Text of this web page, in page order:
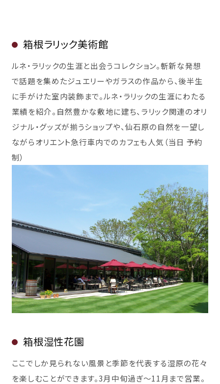
箱根ラリック美術館
ルネ・ラリックの生涯と出会うコレクション。斬新な発想
で話題を集めたジュエリーやガラスの作品から、後半生
に手がけた室内装飾まで。ルネ・ラリックの生涯にわたる
業績を紹介。自然豊かな敷地に建ち、ラリック関連のオリ
ジナル・グッズが揃うショップや、仙石原の自然を一望し
ながらオリエント急行車内でのカフェも人気（当日 予約
制）
箱根湿性花園
ここでしか見られない風景と季節を代表する湿原の花々
を楽しむことができます。3月中旬過ぎ～11月まで営業。